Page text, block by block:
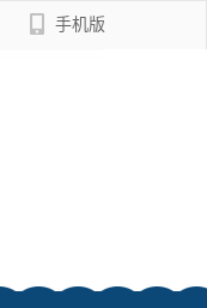
手机版